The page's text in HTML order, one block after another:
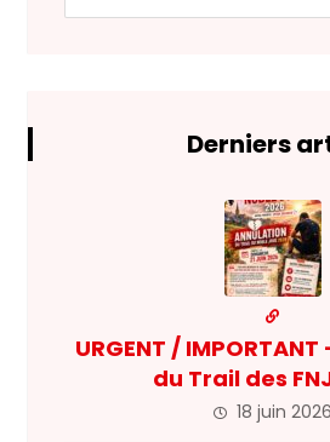
Derniers
URGENT /
du Trail des
18 juin 2026